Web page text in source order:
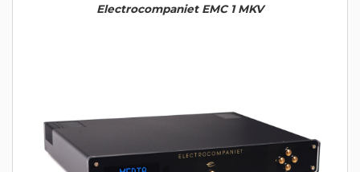
Electrocompaniet EMC 1 MKV